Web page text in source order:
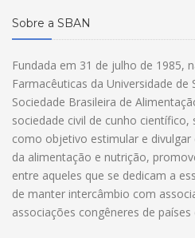
Sobre a SBAN
Fundada em 31 de julho de 1985,
Farmacêuticas da Universidade de
Sociedade Brasileira de
sociedade civil de cunho
como objetivo estimular e
da alimentação e nutrição,
entre aqueles que se dedicam a
de manter intercâmbio com
associações congêneres de países